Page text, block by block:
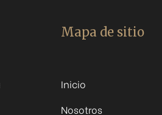
Mapa de sitio
Inicio
Nosotros